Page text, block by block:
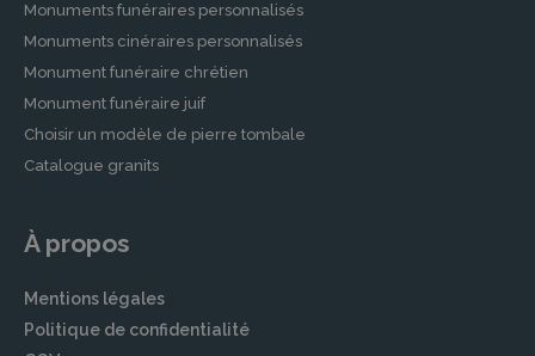
Monuments funéraires personnalisés
Monuments cinéraires personnalisés
Monument funéraire chrétien
Monument funéraire juif
Choisir un modèle de pierre tombale
Catalogue granits
À propos
Mentions légales
Politique de confidentialité